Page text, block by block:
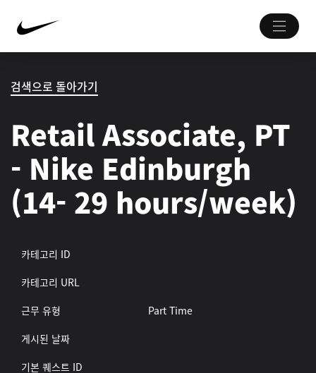
검색으로 돌아가기
Retail Associate, PT
- Nike Edinburgh
(14- 29 hours/week)
카테고리 ID
카테고리 URL
근무 유형
Part Time
게시된 날짜
기본 퀘스트 ID